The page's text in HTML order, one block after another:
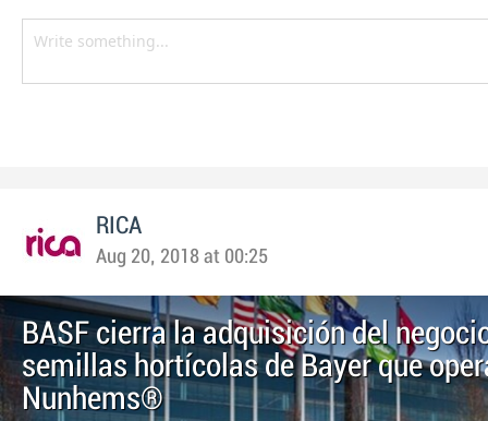
RICA
Aug 20, 2018 at 00:25
BASF cierra la adquisición del
semillas hortícolas de Bayer que
Nunhems®